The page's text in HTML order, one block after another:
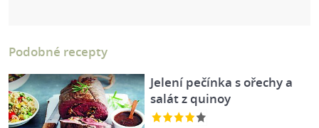
Podobné recepty
Jelení pečínka s ořechy a
salát z quinoy